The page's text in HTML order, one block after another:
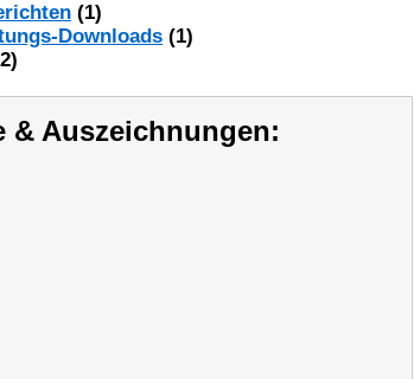
(1)
Downloads (1)
& Auszeichnungen: